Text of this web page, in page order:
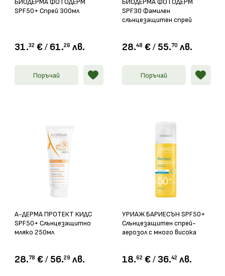
SPF50+ Спрей 300мл
31.32 € / 61.26 лв.
Поръчай
SPF30 Фамилен
слънцезащитен спрей
28.48 € / 55.70 лв.
Поръчай
А-ДЕРМА ПРОТЕКТ КИДС
SPF50+ Слънцезащитно
мляко 250мл
28.78 € / 56.29 лв.
УРИАЖ БАРИЕСЪН SPF50+
Слънцезащитен спрей-
аерозол с много висока
18.62 € / 36.42 лв.